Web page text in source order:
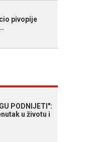
pivopije
PODNIJETI":
u životu i